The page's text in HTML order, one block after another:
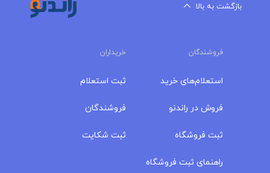
بازگشت به بالا
فروشندگان خریداران
استعلام‌های خرید
فروش در راندنو
ثبت فروشگاه
راهنمای ثبت فروشگاه
ثبت استعلام
فروشندگان
ثبت شکایت